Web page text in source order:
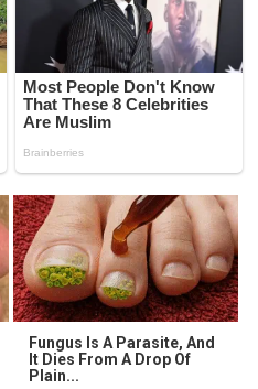
Fungus Is A Parasite, And
It Dies From A Drop Of
Plain...